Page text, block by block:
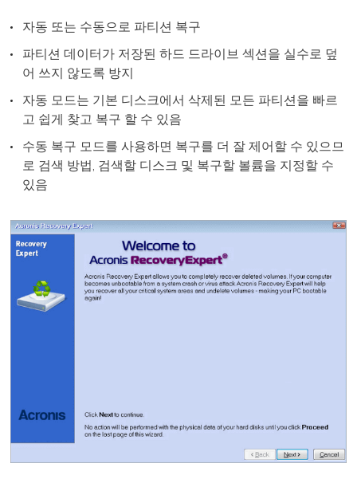
자동 또는 수동으로 파티션 복구
파티션 데이터가 저장된 하드 드라이브 섹션을 실수로 덮
어 쓰지 않도록 방지
자동 모드는 기본 디스크에서 삭제된 모든 파티션을 빠르
고 쉽게 찾고 복구 할 수 있음
수동 복구 모드를 사용하면 복구를 더 잘 제어할 수 있으므
로 검색 방법, 검색할 디스크 및 복구할 볼륨을 지정할 수
있음